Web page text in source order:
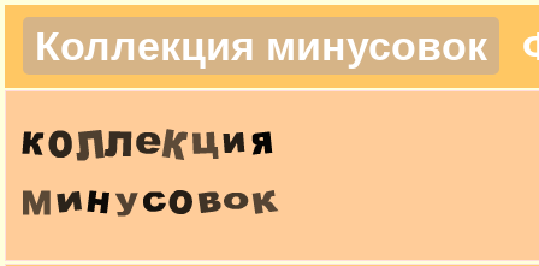
Коллекция минусовок